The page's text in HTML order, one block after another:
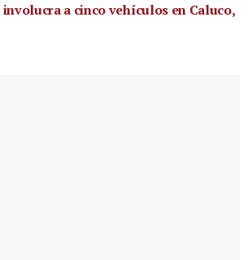
a cinco vehículos en Caluco,